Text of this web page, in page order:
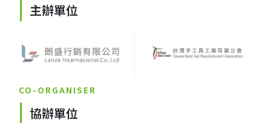
主辦單位
CO-ORGANISER
協辦單位